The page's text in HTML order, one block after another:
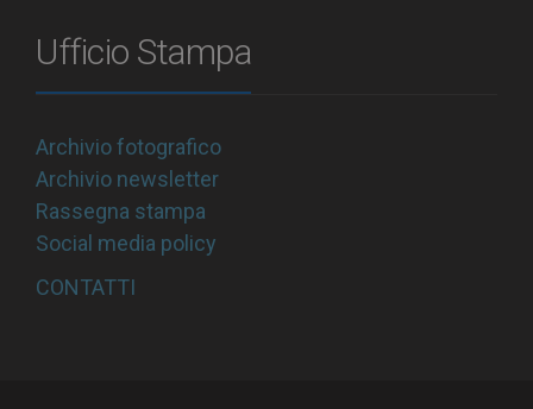
Ufficio Stampa
Archivio fotografico
Archivio newsletter
Rassegna stampa
Social media policy
CONTATTI